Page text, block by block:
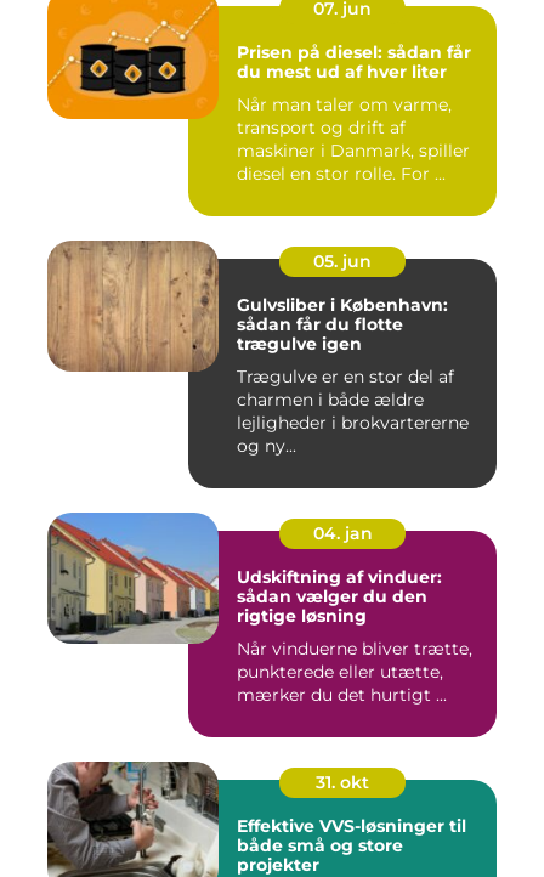
07. jun
Prisen på diesel: sådan får
du mest ud af hver liter
Når man taler om varme,
transport og drift af
maskiner i Danmark, spiller
diesel en stor rolle. For ...
05. jun
Gulvsliber i København:
sådan får du flotte
trægulve igen
Trægulve er en stor del af
charmen i både ældre
lejligheder i brokvartererne
og ny...
04. jan
Udskiftning af vinduer:
sådan vælger du den
rigtige løsning
Når vinduerne bliver trætte,
punkterede eller utætte,
mærker du det hurtigt ...
31. okt
Effektive VVS-løsninger til
både små og store
projekter